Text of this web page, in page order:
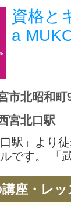
資格と
a
宮北口駅
駅」より
です。 「
講座・レ